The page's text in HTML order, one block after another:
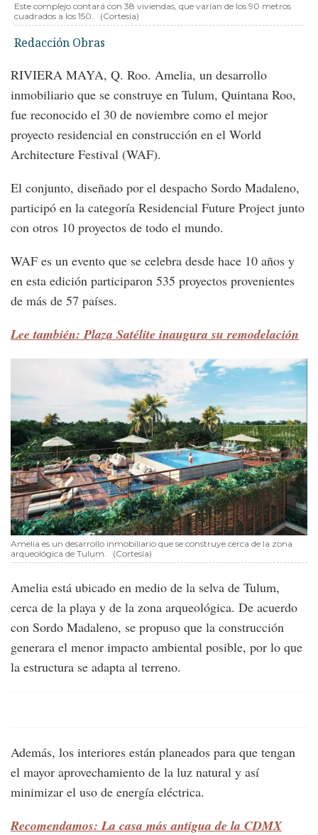
Este complejo contará con 38 viviendas, que varían de los 90 metros
cuadrados a los 150.
(Cortesía)
Redacción Obras
RIVIERA MAYA, Q. Roo. Amelia, un desarrollo
inmobiliario que se construye en Tulum, Quintana Roo,
fue reconocido el 30 de noviembre como el mejor
proyecto residencial en construcción en el World
Architecture Festival (WAF).
El conjunto, diseñado por el despacho Sordo Madaleno,
participó en la categoría Residencial Future Project junto
con otros 10 proyectos de todo el mundo.
WAF es un evento que se celebra desde hace 10 años y
en esta edición participaron 535 proyectos provenientes
de más de 57 países.
Lee también: Plaza Satélite inaugura su remodelación
Amelia es un desarrollo inmobiliario que se construye cerca de la zona
arqueológica de Tulum.
(Cortesía)
Amelia está ubicado en medio de la selva de Tulum,
cerca de la playa y de la zona arqueológica. De acuerdo
con Sordo Madaleno, se propuso que la construcción
generara el menor impacto ambiental posible, por lo que
la estructura se adapta al terreno.
Además, los interiores están planeados para que tengan
el mayor aprovechamiento de la luz natural y así
minimizar el uso de energía eléctrica.
Recomendamos: La casa más antigua de la CDMX